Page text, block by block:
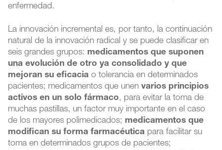
enfermedad.
La innovación incremental es, por tanto, la continuación
natural de la innovación radical y se puede clasificar en
seis grandes grupos: medicamentos que suponen
una evolución de otro ya consolidado y que
mejoran su eficacia o tolerancia en determinados
pacientes; medicamentos que unenvarios principios
activos en un solo fármaco, para evitar la toma de
muchas pastillas, un factor muy importante en el caso
de los mayores polimedicados; medicamentos que
modifican su forma farmacéutica para facilitar su
toma en determinados grupos de pacientes;